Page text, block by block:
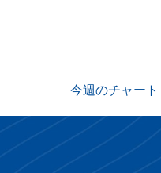
今週のチャート